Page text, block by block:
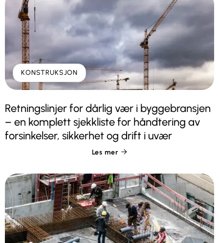
KONSTRUKSJON
Retningslinjer for dårlig vær i byggebransjen
– en komplett sjekkliste for håndtering av
forsinkelser, sikkerhet og drift i uvær
Les mer 